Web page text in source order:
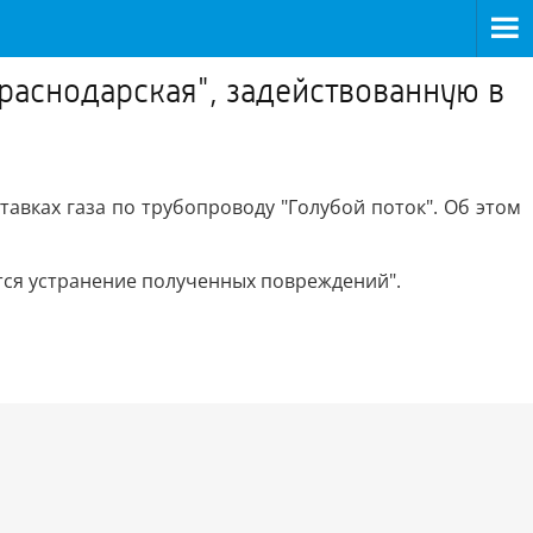
задействованную в
газа по трубопроводу "Голубой поток". Об этом
устранение полученных повреждений".